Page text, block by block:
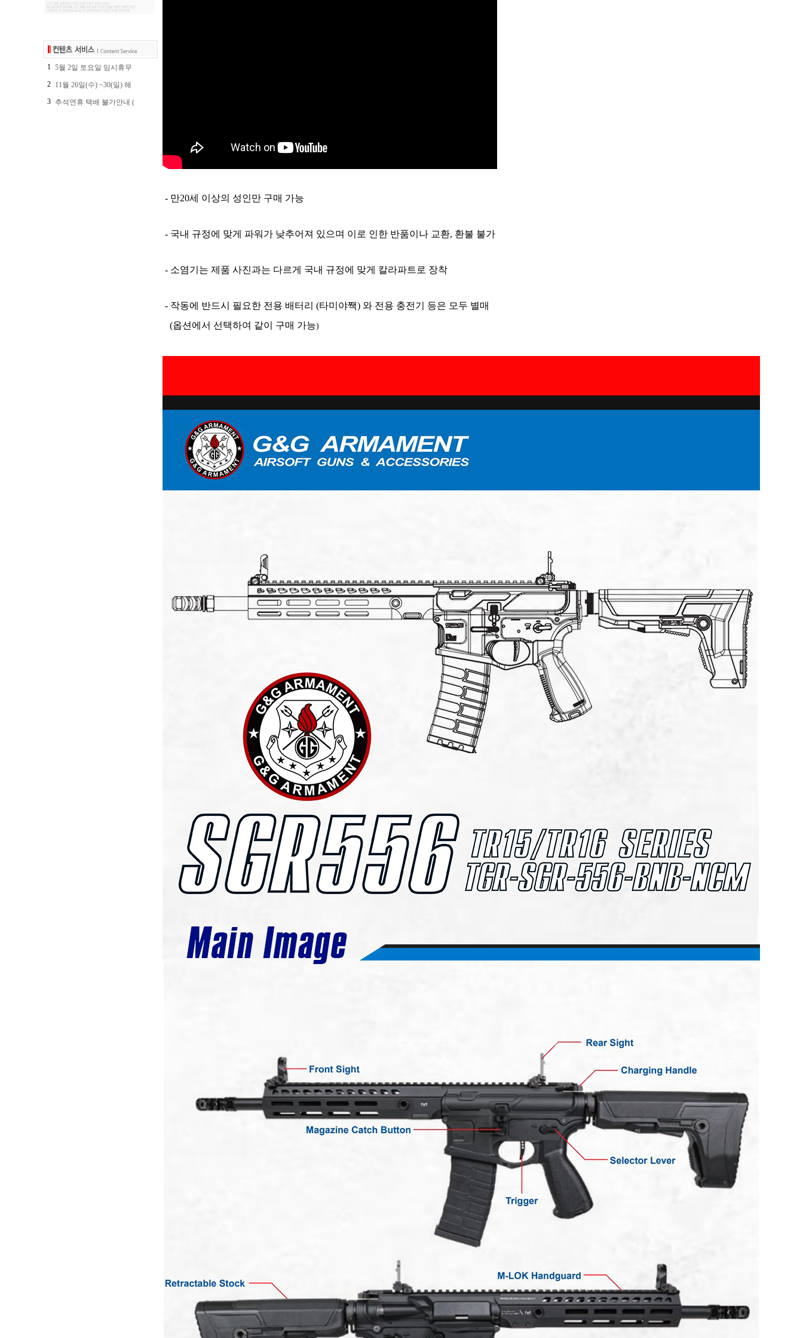
1 5월 2일 토요일 임시휴무
2 11월 26일(수) ~30(일) 해
3 추석연휴 택배 불가안내 (
- 만20세 이상의 성인만 구매 가능
- 국내 규정에 맞게 파워가 낮추어져 있으며 이로 인한 반품이나 교환, 환불 불가
- 소염기는 제품 사진과는 다르게 국내 규정에 맞게 칼라파트로 장착
- 작동에 반드시 필요한 전용 배터리 (타미야짹) 와 전용 충전기 등은 모두 별매
(옵션에서 선택하여 같이 구매 가능)